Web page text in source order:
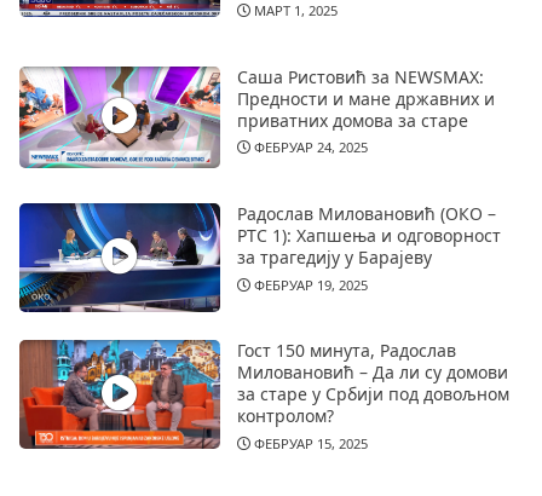
МАРТ 1, 2025
Саша Ристовић за NEWSMAX:
Предности и мане државних и
приватних домова за старе
ФЕБРУАР 24, 2025
Радослав Миловановић (ОКО –
РТС 1): Хапшења и одговорност
за трагедију у Барајеву
ФЕБРУАР 19, 2025
Гост 150 минута, Радослав
Миловановић – Да ли су домови
за старе у Србији под довољном
контролом?
ФЕБРУАР 15, 2025